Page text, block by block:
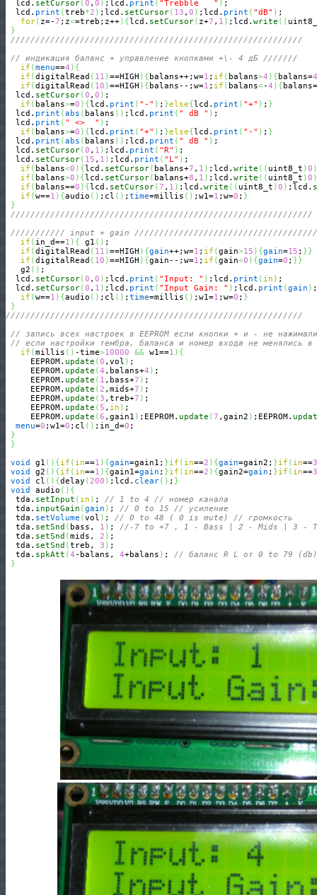
  lcd.
setCursor( 0 , 0 ) ;lcd. print ( "Trebble   " ) ;
  lcd.
print (treb*2 ) ;lcd. setCursor( 13 , 0 ) ;lcd. print ( "dB" ) ;
for( z=-7 ;z<=treb;z++) {lcd. setCursor( z+7 , 1 ) ;lcd. write ( (
}
///////////////////////////////////////////////////////////
// индикация баланс + управление кнопками +\- 4 дБ ///////
if (menu==4 ) {
if (digitalRead ( 11 )==HIGH ) { balans++;w=1 ; if ( balans>4 ) { balans=4
if (digitalRead ( 10 )==HIGH ) { balans--;w=1 ; if ( balans<-4 ) {
  lcd.
setCursor(0 , 0 ) ;
if ( balans>=0 ) {lcd. print ( "-" ) ; }else{lcd. print ( "+" ) ; }
  lcd.
print (abs ( balans ) ) ;lcd. print ( " dB " ) ;
  lcd.
print ( " <>  " ) ;
if ( balans>=0 ) {lcd. print ( "+" ) ; }else{lcd. print ( "-" ) ; }
  lcd.
print (abs ( balans ) ) ;lcd. print ( " dB " ) ;
  lcd.
setCursor(0 , 1 ) ;lcd. print ( "R" ) ;
  lcd.
setCursor( 15 , 1 ) ;lcd. print ( "L" ) ;
if ( balans<0 ) {lcd. setCursor( balans+7 , 1 ) ;lcd. write ( ( uint8_t )0 )
if ( balans>0 ) {lcd. setCursor( balans+8 , 1 ) ;lcd. write ( ( uint8_t )0 )
if ( balans==0 ) {lcd. setCursor(7 , 1 ) ;lcd. write ( ( uint8_t )0 ) ;lcd.
if (w==1 ) {audio ( ) ;cl ( ) ; time=millis ( ) ;w1=1 ;w=0 ; }
}
/////////////////////////////////////////////////////////////
/////////// input + gain
if ( in_d==1 ) { g1 ( ) ;
if (digitalRead ( 11 )==HIGH ) {gain++;w=1 ; if (gain>15 ) {gain=15 ; }}
if (digitalRead ( 10 )==HIGH ) {gain--;w=1 ; if (gain<0 ) {gain=0 ; }}
   g2
( ) ;
  lcd.
setCursor(0 , 0 ) ;lcd. print ( "Input: " ) ;lcd. print ( in ) ;
  lcd.
setCursor(0 , 1 ) ;lcd. print ( "Input Gain: " ) ;lcd. print (gain ) ;
if (w==1 ) {audio ( ) ;cl ( ) ; time=millis ( ) ;w1=1 ;w=0 ; }
}
////////////////////////////////////////////////////////////
// запись всех настроек в EEPROM если кнопки + и - не
// если настройки тембра, баланса и номер входа не менялись
if (millis ( ) -time>10000 && w1==1 ) {
     EEPROM.
update (0 ,vol ) ;
     EEPROM.
update (4 ,balans+4 ) ;
     EEPROM.
update ( 1 ,bass+7 ) ;
     EEPROM.
update (2 ,mids+7 ) ;
     EEPROM.
update (3 ,treb+7 ) ;
     EEPROM.
update (5 , in ) ;
     EEPROM.
update (6 ,gain1 ) ;EEPROM. update (7 ,gain2 ) ;EEPROM.
menu=0 ;w1=0 ;cl ( ) ;in_d=0 ;
}
}
void
g1 ( ) {if ( in==1 ) {gain=gain1; }if ( in==2 ) {gain=gain2; }if ( in==3
void
g2 ( ) {if ( in==1 ) {gain1=gain ; }if ( in==2 ) {gain2=gain ; }if ( in==3
void
cl ( ) {delay (200 ) ;lcd. clear( ) ; }
void
audio ( ) {
  tda.
setInput ( in ) ; // 1 to 4 // номер канала
  tda.
inputGain (gain ) ; // 0 to 15 // усиление
  tda.
setVolume (vol ) ; // 0 to 48 ( 0 is mute) // громкость
  tda.
setSnd ( bass, 1 ) ; //-7 to +7 , 1 - Bass | 2 - Mids | 3 -
  tda.
setSnd (mids, 2 ) ;
  tda.
setSnd (treb, 3 ) ;
  tda.
spkAtt (4-balans, 4+balans ) ; // баланс R L от 0 to 79
}